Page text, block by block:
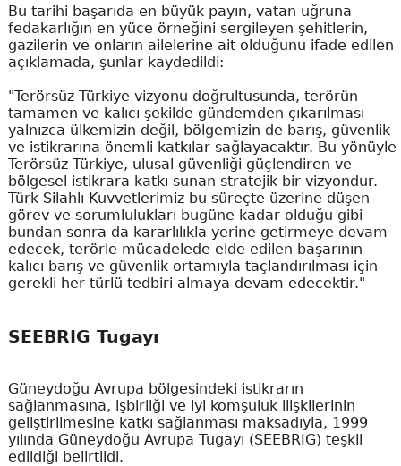
Bu tarihi başarıda en büyük payın, vatan uğruna
fedakarlığın en yüce örneğini sergileyen şehitlerin,
gazilerin ve onların ailelerine ait olduğunu ifade edilen
açıklamada, şunlar kaydedildi:
"Terörsüz Türkiye vizyonu doğrultusunda, terörün
tamamen ve kalıcı şekilde gündemden çıkarılması
yalnızca ülkemizin değil, bölgemizin de barış, güvenlik
ve istikrarına önemli katkılar sağlayacaktır. Bu yönüyle
Terörsüz Türkiye, ulusal güvenliği güçlendiren ve
bölgesel istikrara katkı sunan stratejik bir vizyondur.
Türk Silahlı Kuvvetlerimiz bu süreçte üzerine düşen
görev ve sorumlulukları bugüne kadar olduğu gibi
bundan sonra da kararlılıkla yerine getirmeye devam
edecek, terörle mücadelede elde edilen başarının
kalıcı barış ve güvenlik ortamıyla taçlandırılması için
gerekli her türlü tedbiri almaya devam edecektir."
SEEBRIG Tugayı
Güneydoğu Avrupa bölgesindeki istikrarın
sağlanmasına, işbirliği ve iyi komşuluk ilişkilerinin
geliştirilmesine katkı sağlanması maksadıyla, 1999
yılında Güneydoğu Avrupa Tugayı (SEEBRIG) teşkil
edildiği belirtildi.